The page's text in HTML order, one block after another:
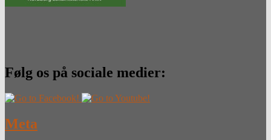
Følg os på sociale medier:
Meta